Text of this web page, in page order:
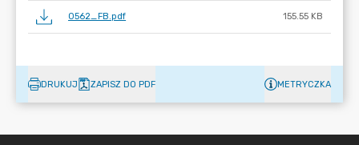
0562_FB.pdf 155.55 KB
DRUKUJ ZAPISZ DO PDF METRYCZKA